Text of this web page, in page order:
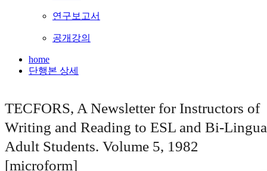
연구보고서
공개강의
home
단행본 상세
TECFORS, A Newsletter for Instructors of
Writing and Reading to ESL and Bi-
Adult Students. Volume 5, 1982
[microform]